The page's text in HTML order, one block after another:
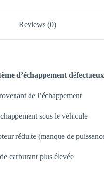
Reviews (0)
d’échappement
de l’échappement
sous le véhicule
réduite (manque de
carburant plus élevée